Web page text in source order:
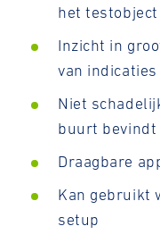
het
Inzicht in
van indicaties
Niet
buurt bevindt
Draagbare
Kan gebruikt
setup